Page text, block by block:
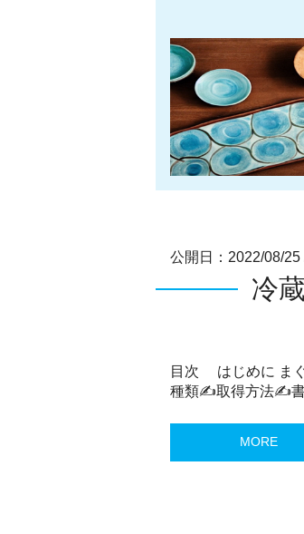
公開日：2022/08/25
冷
目次 はじめに ま
種類✍取得方法✍書
MORE